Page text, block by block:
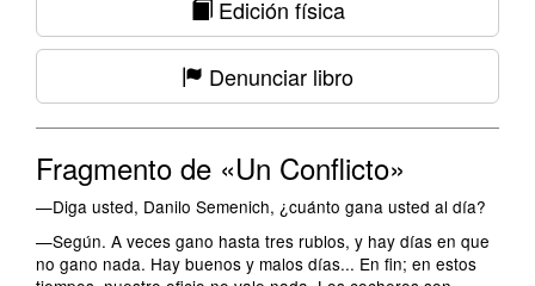
Edición física
Denunciar libro
Fragmento de «Un Conflicto»
—Diga usted, Danilo Semenich, ¿cuánto gana usted al día?
—Según. A veces gano hasta tres rublos, y hay días en que
no gano nada. Hay buenos y malos días... En fin; en estos